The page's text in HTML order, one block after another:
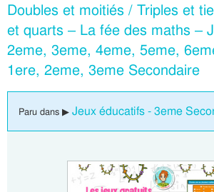
Doubles et moitiés / Triples et
et quarts – La fée des maths –
2eme, 3eme, 4eme, 5eme,
1ere, 2eme, 3eme Secondaire
Paru dans ▶ Jeux éducatifs - 3eme